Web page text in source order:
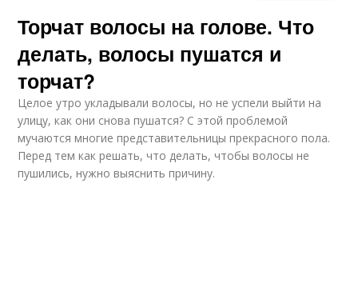
Короткие волосы Волос на голове
Волосы на висках
Торчат волосы на голове. Что
делать, волосы пушатся и
торчат?
Целое утро укладывали волосы, но не успели выйти на
улицу, как они снова пушатся? С этой проблемой
мучаются многие представительницы прекрасного пола.
Перед тем как решать, что делать, чтобы волосы не
пушились, нужно выяснить причину.